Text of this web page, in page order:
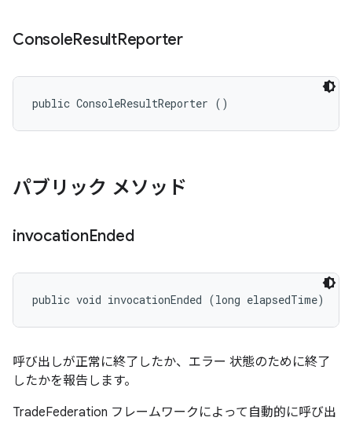
ConsoleResultReporter
public ConsoleResultReporter ()
パブリック メソッド
invocationEnded
public void invocationEnded (long elapsedTime)
呼び出しが正常に終了したか、エラー 状態のために終了
したかを報告します。
TradeFederation フレームワークによって自動的に呼び出